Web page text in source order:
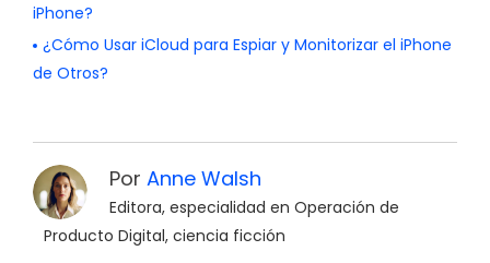
iPhone?
¿Cómo Usar iCloud para Espiar y Monitorizar el iPhone
de Otros?
Por Anne Walsh
Editora, especialidad en Operación de
Producto Digital, ciencia ficción